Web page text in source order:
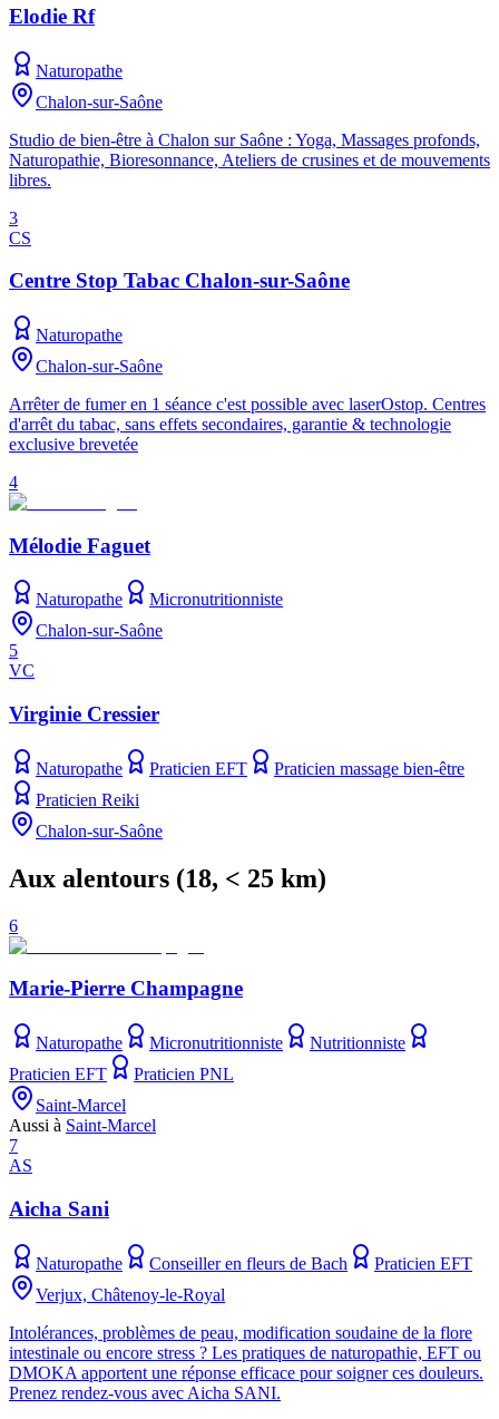
Elodie Rf
Naturopathe
Chalon-sur-Saône
Studio de bien-être à Chalon sur Saône : Yoga, Massages profonds,
Naturopathie, Bioresonnance, Ateliers de crusines et de mouvements
libres.
3
CS
Centre Stop Tabac Chalon-sur-Saône
Naturopathe
Chalon-sur-Saône
Arrêter de fumer en 1 séance c'est possible avec laserOstop. Centres
d'arrêt du tabac, sans effets secondaires, garantie & technologie
exclusive brevetée
4
Mélodie Faguet
Naturopathe
Micronutritionniste
Chalon-sur-Saône
5
VC
Virginie Cressier
Naturopathe Praticien EFT
Praticien massage bien-être
Praticien Reiki
Chalon-sur-Saône
Aux alentours (18, < 25 km)
6
Marie-Pierre Champagne
Naturopathe Micronutritionniste
Nutritionniste
Praticien EFT
Praticien PNL
Saint-Marcel
Aussi à Saint-Marcel
7
AS
Aicha Sani
Naturopathe Conseiller en fleurs de Bach
Praticien EFT
Verjux, Châtenoy-le-Royal
Intolérances, problèmes de peau, modification soudaine de la flore
intestinale ou encore stress ? Les pratiques de naturopathie, EFT ou
DMOKA apportent une réponse efficace pour soigner ces douleurs.
Prenez rendez-vous avec Aicha SANI.